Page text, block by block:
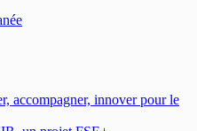
accompagner, innover pour le